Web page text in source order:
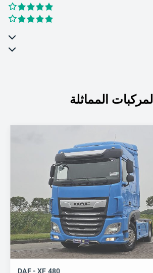
المركبات المماثلة
DAF - XF 480